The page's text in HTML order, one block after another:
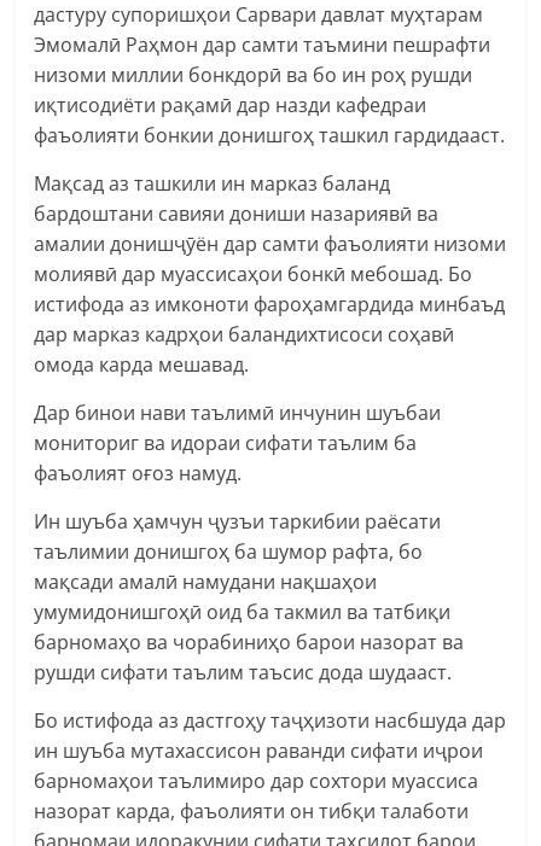
дастуру супоришҳои Сарвари давлат муҳтарам
Эмомалӣ Раҳмон дар самти таъмини пешрафти
низоми миллии бонкдорӣ ва бо ин роҳ рушди
иқтисодиёти рақамӣ дар назди кафедраи
фаъолияти бонкии донишгоҳ ташкил гардидааст.
Мақсад аз ташкили ин марказ баланд
бардоштани савияи дониши назариявӣ ва
амалии донишҷӯён дар самти фаъолияти низоми
молиявӣ дар муассисаҳои бонкӣ мебошад. Бо
истифода аз имконоти фароҳамгардида минбаъд
дар марказ кадрҳои баландихтисоси соҳавӣ
омода карда мешавад.
Дар бинои нави таълимӣ инчунин шуъбаи
мониториг ва идораи сифати таълим ба
фаъолият оғоз намуд.
Ин шуъба ҳамчун ҷузъи таркибии раёсати
таълимии донишгоҳ ба шумор рафта, бо
мақсади амалӣ намудани нақшаҳои
умумидонишгоҳӣ оид ба такмил ва татбиқи
барномаҳо ва чорабиниҳо барои назорат ва
рушди сифати таълим таъсис дода шудааст.
Бо истифода аз дастгоҳу таҷҳизоти насбшуда дар
ин шуъба мутахассисон раванди сифати иҷрои
барномаҳои таълимиро дар сохтори муассиса
назорат карда, фаъолияти он тибқи талаботи